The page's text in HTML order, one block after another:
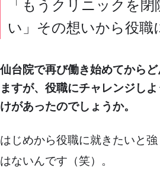
「もうクリニックを
い」その想いから役職
仙台院で再び働き始めてから
ますが、役職にチャレンジし
けがあったのでしょうか。
はじめから役職に就きたいと
はないんです（笑）。